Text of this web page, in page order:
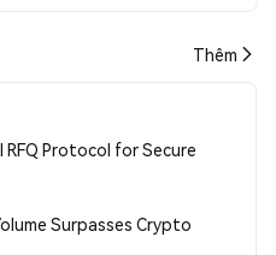
Thêm
Protocol for Secure
Surpasses Crypto